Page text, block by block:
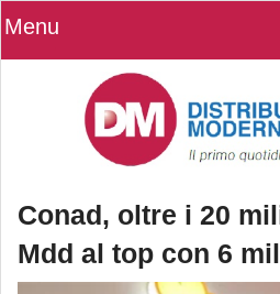
Menu
Conad, oltre i 20
Mdd al top con 6